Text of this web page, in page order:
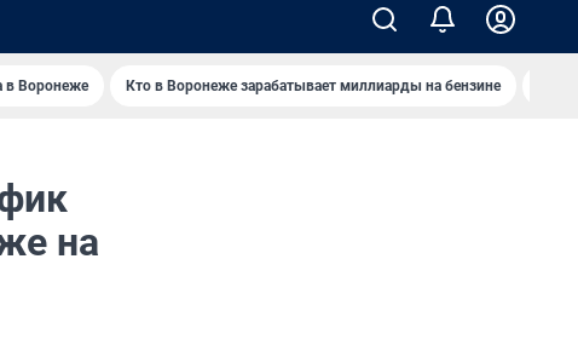
в Воронеже Кто в Воронеже зарабатывает миллиарды на бензине
на